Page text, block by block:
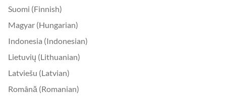
Suomi (Finnish)
Magyar (Hungarian)
Indonesia (Indonesian)
Lietuvių (Lithuanian)
Latviešu (Latvian)
Română (Romanian)